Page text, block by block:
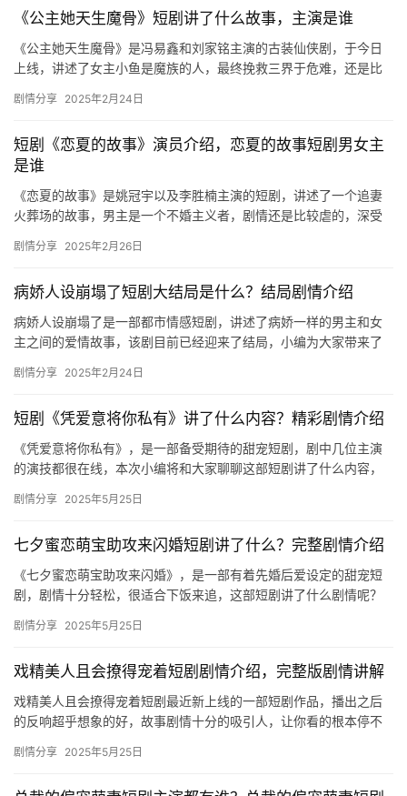
🎬
短
剧
剧
场
《公主她天生魔骨》短剧讲了什么故事，主演是谁
《公主她天生魔骨》是冯易鑫和刘家铭主演的古装仙侠剧，于今日
上线，讲述了女主小鱼是魔族的人，最终挽救三界于危难，还是比
鑫…
剧情分享 2025年2月24日
短剧《恋夏的故事》演员介绍，恋夏的故事短剧男女主
是谁
《恋夏的故事》是姚冠宇以及李胜楠主演的短剧，讲述了一个追妻
火葬场的故事，男主是一个不婚主义者，剧情还是比较虐的，深受
宇…
剧情分享 2025年2月26日
病娇人设崩塌了短剧大结局是什么？结局剧情介绍
病娇人设崩塌了是一部都市情感短剧，讲述了病娇一样的男主和女
主之间的爱情故事，该剧目前已经迎来了结局，小编为大家带来了
到了…
剧情分享 2025年2月24日
短剧《凭爱意将你私有》讲了什么内容？精彩剧情介绍
《凭爱意将你私有》，是一部备受期待的甜宠短剧，剧中几位主演
的演技都很在线，本次小编将和大家聊聊这部短剧讲了什么内容，
短剧…
剧情分享 2025年5月25日
七夕蜜恋萌宝助攻来闪婚短剧讲了什么？完整剧情介绍
《七夕蜜恋萌宝助攻来闪婚》，是一部有着先婚后爱设定的甜宠短
剧，剧情十分轻松，很适合下饭来追，这部短剧讲了什么剧情呢？
源新…
剧情分享 2025年5月25日
戏精美人且会撩得宠着短剧剧情介绍，完整版剧情讲解
戏精美人且会撩得宠着短剧最近新上线的一部短剧作品，播出之后
的反响超乎想象的好，故事剧情十分的吸引人，让你看的根本停不
精…
剧情分享 2025年5月25日